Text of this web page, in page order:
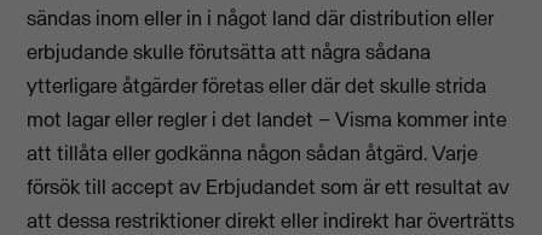
sändas inom eller in i något land där distribution eller
erbjudande skulle förutsätta att några sådana
ytterligare åtgärder företas eller där det skulle strida
mot lagar eller regler i det landet – Visma kommer inte
att tillåta eller godkänna någon sådan åtgärd. Varje
försök till accept av Erbjudandet som är ett resultat av
att dessa restriktioner direkt eller indirekt har överträtts